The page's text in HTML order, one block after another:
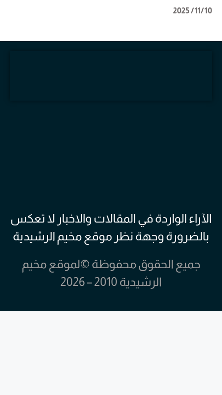
11/10/ 2025
الآراء الواردة في المقالات والاخبار لا تعكس
بالضرورة وجهة نظر موقع مخيم الرشيدية
جميع الحقوق محفوظة ©لموقع مخيم
الرشيدية 2010 – 2026